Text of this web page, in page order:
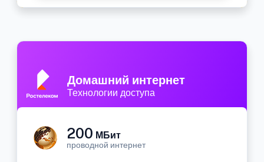
Домашний интернет
Технологии доступа
200 МБит
проводной интернет